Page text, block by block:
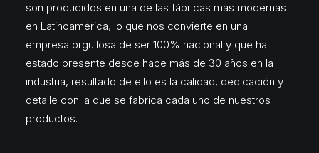
son producidos en una de las fábricas más modernas
en Latinoamérica, lo que nos convierte en una
empresa orgullosa de ser 100% nacional y que ha
estado presente desde hace más de 30 años en la
industria, resultado de ello es la calidad, dedicación y
detalle con la que se fabrica cada uno de nuestros
productos.